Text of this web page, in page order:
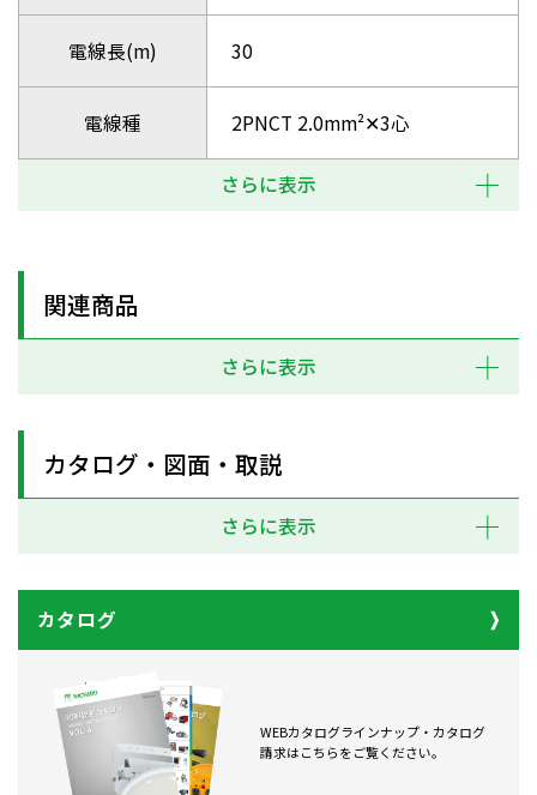
電線長(m) 30
電線種 2PNCT 2.0mm²✕3心
さらに表示
関連商品
さらに表示
カタログ・図面・取説
さらに表示
カタログ
WEBカタログラインナップ・カタログ
請求はこちらをご覧ください。